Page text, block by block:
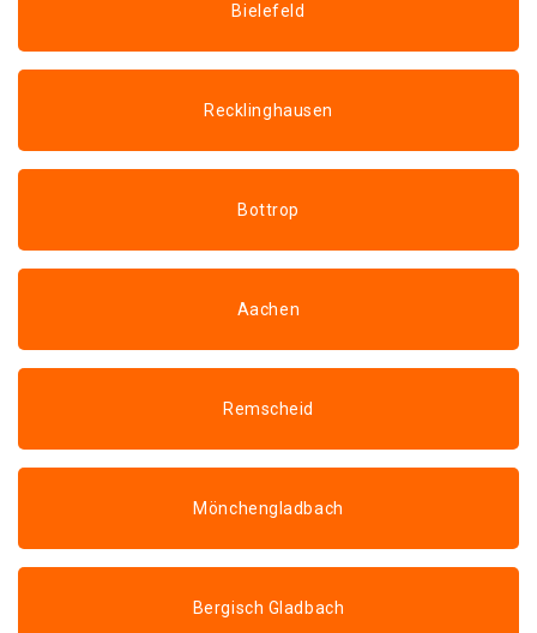
Bielefeld
Recklinghausen
Bottrop
Aachen
Remscheid
Mönchengladbach
Bergisch Gladbach